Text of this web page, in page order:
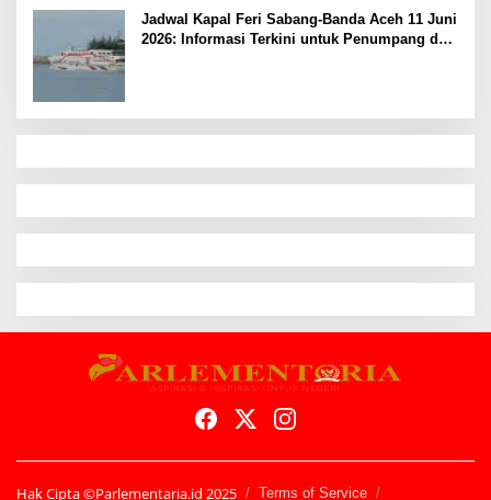
Jadwal Kapal Feri Sabang-Banda Aceh 11 Juni
2026: Informasi Terkini untuk Penumpang dan
Hak Cipta ©Parlementaria.id 2025 Terms of Service